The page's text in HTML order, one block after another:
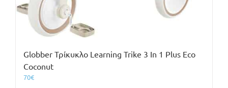
Globber Τρίκυκλο Learning Trike 3 In 1 Plus Eco
Coconut
70€